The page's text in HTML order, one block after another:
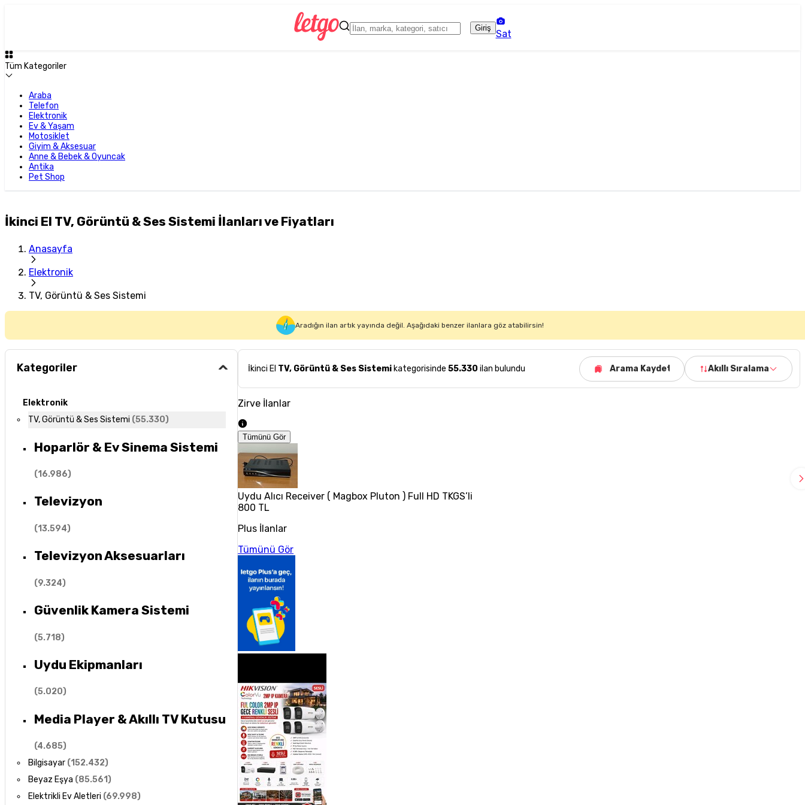
Giriş
Sat
Tüm Kategoriler
Araba
Telefon
Elektronik
Ev & Yaşam
Motosiklet
Giyim & Aksesuar
Anne & Bebek & Oyuncak
Antika
Pet Shop
İkinci El TV, Görüntü & Ses Sistemi İlanları ve Fiyatları
Anasayfa
Elektronik
TV, Görüntü & Ses Sistemi
Aradığın ilan artık yayında değil. Aşağıdaki benzer ilanlara göz atabilirsin!
Kategoriler
Elektronik
TV, Görüntü & Ses Sistemi (55.330)
Hoparlör & Ev Sinema Sistemi
(16.986)
Televizyon
(13.594)
Televizyon Aksesuarları
(9.324)
Güvenlik Kamera Sistemi
(5.718)
Uydu Ekipmanları
(5.020)
Media Player & Akıllı TV Kutusu
(4.685)
Bilgisayar (152.432)
Beyaz Eşya (85.561)
Elektrikli Ev Aletleri (69.998)
İkinci El TV, Görüntü & Ses Sistemi kategorisinde 55.330 ilan bulundu Arama Kaydet Akıllı Sıralama
Zirve İlanlar
Tümünü Gör
Uydu Alıcı Receiver ( Magbox Pluton ) Full HD TKGS’li
800 TL
Plus İlanlar
Tümünü Gör